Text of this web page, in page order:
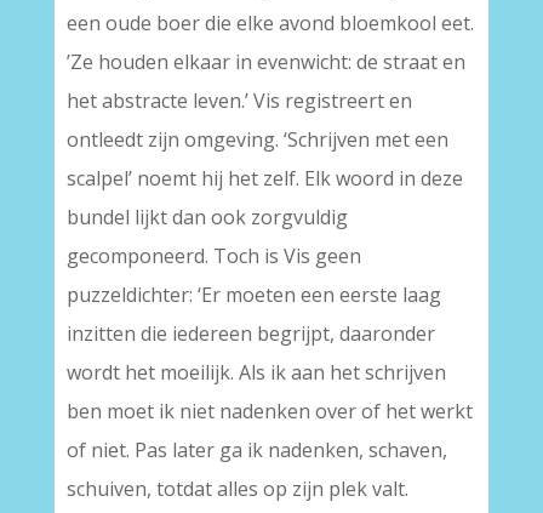
een oude boer die elke avond bloemkool eet.
’Ze houden elkaar in evenwicht: de straat en
het abstracte leven.’ Vis registreert en
ontleedt zijn omgeving. ‘Schrijven met een
scalpel’ noemt hij het zelf. Elk woord in deze
bundel lijkt dan ook zorgvuldig
gecomponeerd. Toch is Vis geen
puzzeldichter: ‘Er moeten een eerste laag
inzitten die iedereen begrijpt, daaronder
wordt het moeilijk. Als ik aan het schrijven
ben moet ik niet nadenken over of het werkt
of niet. Pas later ga ik nadenken, schaven,
schuiven, totdat alles op zijn plek valt.